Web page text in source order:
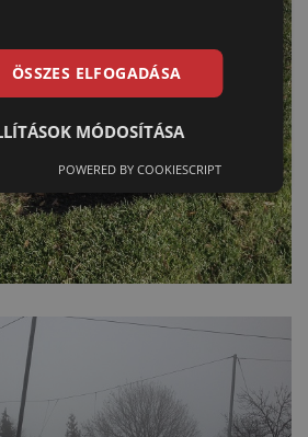
ÖSSZES ELFOGADÁSA
MÓDOSÍTÁSA
POWERED BY COOKIESCRIPT